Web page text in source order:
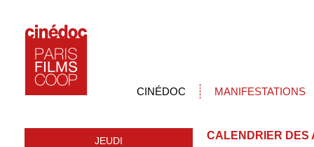
CINÉDOC MANIFESTATIONS
JEUDI CALENDRIER DES